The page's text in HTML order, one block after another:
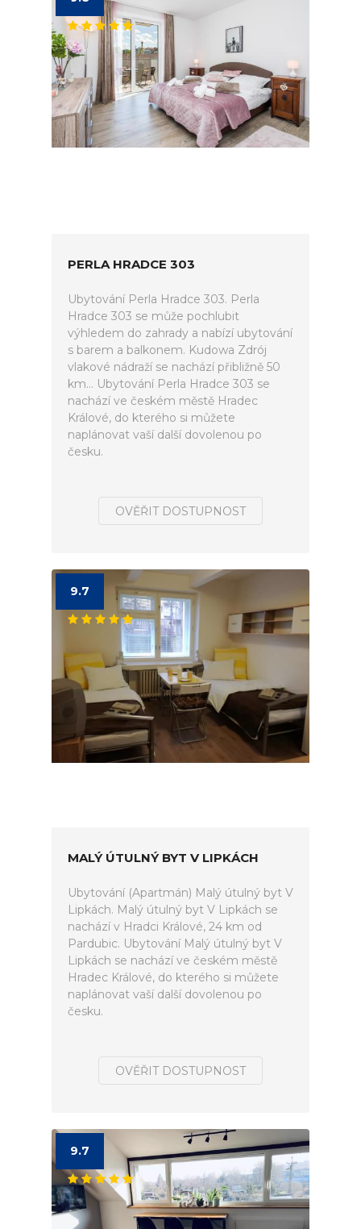
PERLA HRADCE 303
Ubytování Perla Hradce 303. Perla
Hradce 303 se může pochlubit
výhledem do zahrady a nabízí ubytování
s barem a balkonem. Kudowa Zdrój
vlakové nádraží se nachází přibližně 50
km... Ubytování Perla Hradce 303 se
nachází ve českém městě Hradec
Králové, do kterého si můžete
naplánovat vaší další dovolenou po
česku.
OVĚŘIT DOSTUPNOST
9.7
MALÝ ÚTULNÝ BYT V LIPKÁCH
Ubytování (Apartmán) Malý útulný byt V
Lipkách. Malý útulný byt V Lipkách se
nachází v Hradci Králové, 24 km od
Pardubic. Ubytování Malý útulný byt V
Lipkách se nachází ve českém městě
Hradec Králové, do kterého si můžete
naplánovat vaší další dovolenou po
česku.
OVĚŘIT DOSTUPNOST
9.7